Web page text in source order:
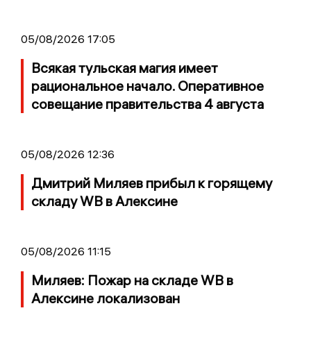
05/08/2026 17:05
Всякая тульская магия имеет
рациональное начало. Оперативное
совещание правительства 4 августа
05/08/2026 12:36
Дмитрий Миляев прибыл к горящему
складу WB в Алексине
05/08/2026 11:15
Миляев: Пожар на складе WB в
Алексине локализован